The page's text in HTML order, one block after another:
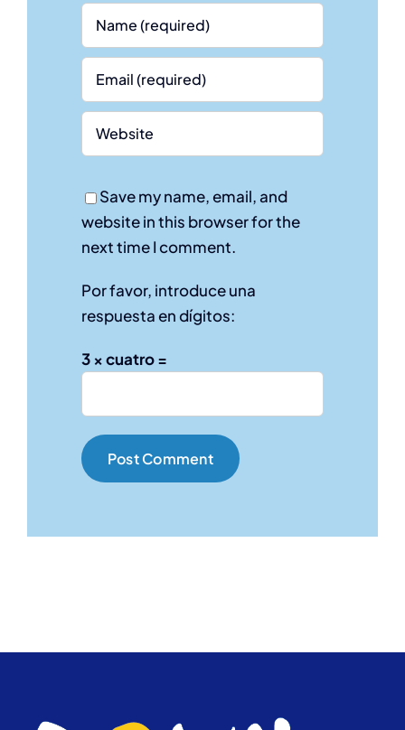
Save my name, email, and
website in this browser for the
next time I comment.
Por favor, introduce una
respuesta en dígitos:
3 × cuatro =